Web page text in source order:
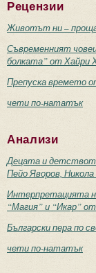
Рецензии
Животът ни –
Съвременният
болката” от Хайри
Препуска времето
чети по-нататък
Анализи
Децата и
Пейо Яворов,
Интерпретацията
“Магия” и “Икар”
Български пера по
чети по-нататък